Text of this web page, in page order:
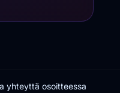
yhteyttä osoitteessa